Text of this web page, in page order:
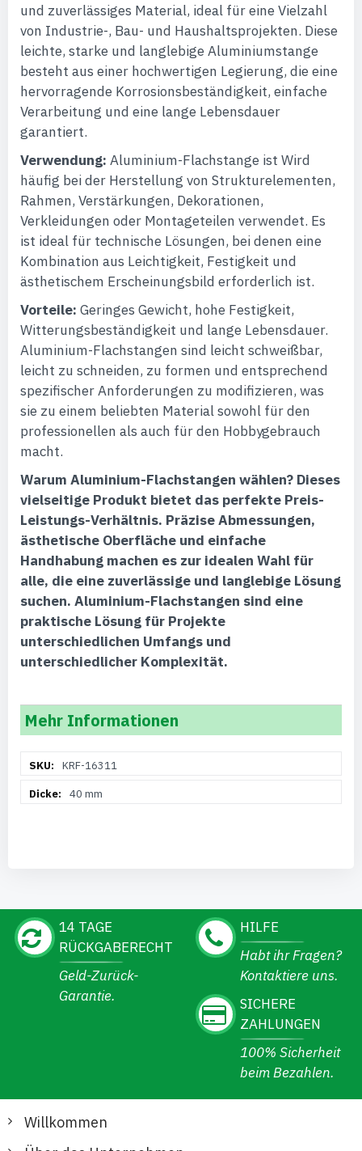
und zuverlässiges Material, ideal für eine Vielzahl
von Industrie-, Bau- und Haushaltsprojekten. Diese
leichte, starke und langlebige Aluminiumstange
besteht aus einer hochwertigen Legierung, die eine
hervorragende Korrosionsbeständigkeit, einfache
Verarbeitung und eine lange Lebensdauer
garantiert.
Verwendung: Aluminium-Flachstange ist Wird
häufig bei der Herstellung von Strukturelementen,
Rahmen, Verstärkungen, Dekorationen,
Verkleidungen oder Montageteilen verwendet. Es
ist ideal für technische Lösungen, bei denen eine
Kombination aus Leichtigkeit, Festigkeit und
ästhetischem Erscheinungsbild erforderlich ist.
Vorteile: Geringes Gewicht, hohe Festigkeit,
Witterungsbeständigkeit und lange Lebensdauer.
Aluminium-Flachstangen sind leicht schweißbar,
leicht zu schneiden, zu formen und entsprechend
spezifischer Anforderungen zu modifizieren, was
sie zu einem beliebten Material sowohl für den
professionellen als auch für den Hobbygebrauch
macht.
Warum Aluminium-Flachstangen wählen? Dieses
vielseitige Produkt bietet das perfekte Preis-
Leistungs-Verhältnis. Präzise Abmessungen,
ästhetische Oberfläche und einfache
Handhabung machen es zur idealen Wahl für
alle, die eine zuverlässige und langlebige Lösung
suchen. Aluminium-Flachstangen sind eine
praktische Lösung für Projekte
unterschiedlichen Umfangs und
unterschiedlicher Komplexität.
Mehr Informationen
InformationenKRF-16311
40 mm
14 TAGE
RÜCKGABERECHT
Geld-Zurück-
Garantie.
HILFE
Habt ihr Fragen?
Kontaktiere uns.
SICHERE
ZAHLUNGEN
100% Sicherheit
beim Bezahlen.
Willkommen